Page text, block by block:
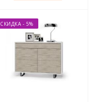
СКИДКА - 5%